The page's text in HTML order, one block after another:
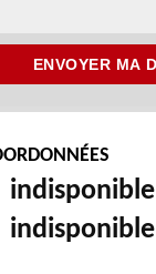
indisponible
indisponible